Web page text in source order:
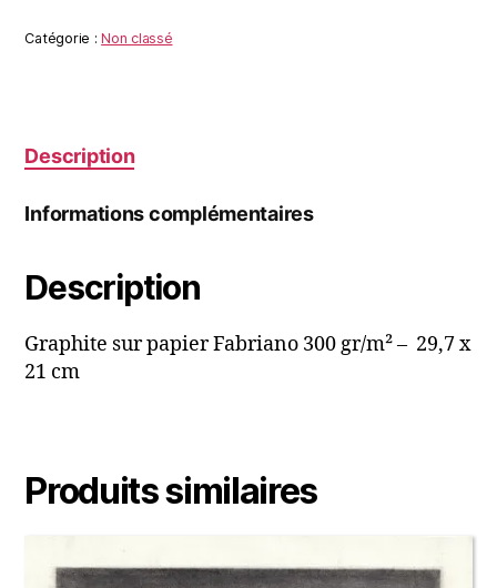
Catégorie :Non classé
Description
Informations complémentaires
Description
Graphite sur papier Fabriano 300 gr/m² – 29,7 x
21 cm
Produits similaires